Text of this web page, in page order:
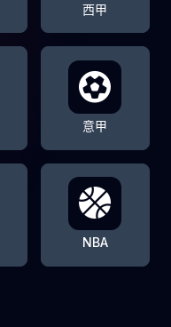
西甲
意甲
NBA